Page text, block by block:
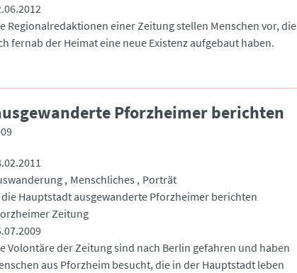
Regionalredaktionen einer Zeitung stellen Menschen vor, die
fernab der Heimat eine neue Existenz aufgebaut haben.
Pforzheimer berichten
Menschliches
Porträt
die Hauptstadt ausgewanderte Pforzheimer berichten
Zeitung
Volontäre der Zeitung sind nach Berlin gefahren und haben
aus Pforzheim besucht, die in der Hauptstadt leben